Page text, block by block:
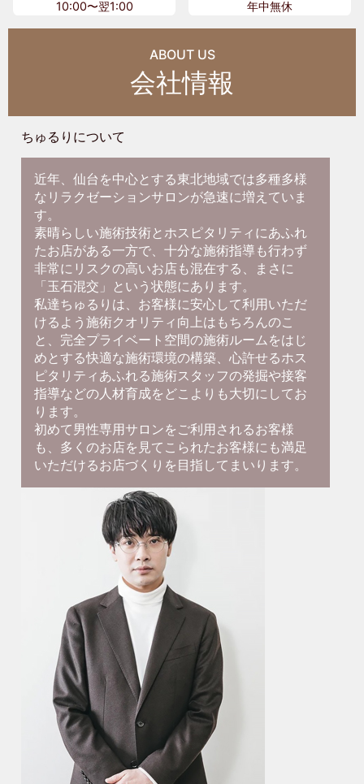
10:00〜翌1:00 年中無休
ABOUT US
会社情報
ちゅるりについて
近年、仙台を中心とする東北地域では多種多様
なリラクゼーションサロンが急速に増えていま
す。
素晴らしい施術技術とホスピタリティにあふれ
たお店がある一方で、十分な施術指導も行わず
非常にリスクの高いお店も混在する、まさに
「玉石混交」という状態にあります。
私達ちゅるりは、お客様に安心して利用いただ
けるよう施術クオリティ向上はもちろんのこ
と、完全プライベート空間の施術ルームをはじ
めとする快適な施術環境の構築、心許せるホス
ピタリティあふれる施術スタッフの発掘や接客
指導などの人材育成をどこよりも大切にしてお
ります。
初めて男性専用サロンをご利用されるお客様
も、多くのお店を見てこられたお客様にも満足
いただけるお店づくりを目指してまいります。